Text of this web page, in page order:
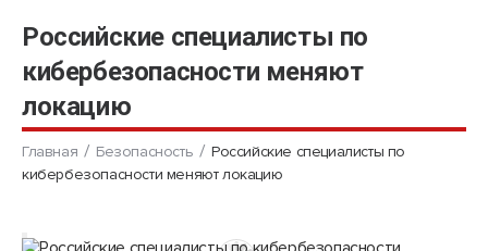
Российские специалисты по
кибербезопасности меняют
локацию
Главная Безопасность
Российские специалисты по
кибербезопасности меняют локацию